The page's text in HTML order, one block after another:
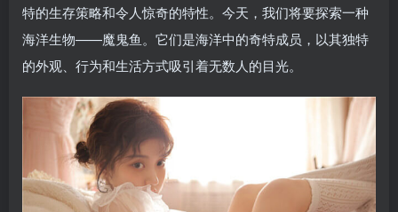
特的生存策略和令人惊奇的特性。今天，我们将要探索一种
海洋生物——魔鬼鱼。它们是海洋中的奇特成员，以其独特
的外观、行为和生活方式吸引着无数人的目光。